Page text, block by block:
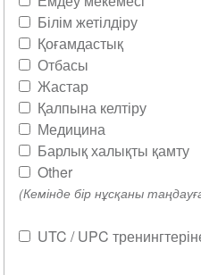
Білім жетілдіру
Қоғамдастық
Отбасы
Жастар
Қалпына келтіру
Медицина
Барлық халықты қамту
Other
(Кемінде бір нұсқаны
UTC / UPC